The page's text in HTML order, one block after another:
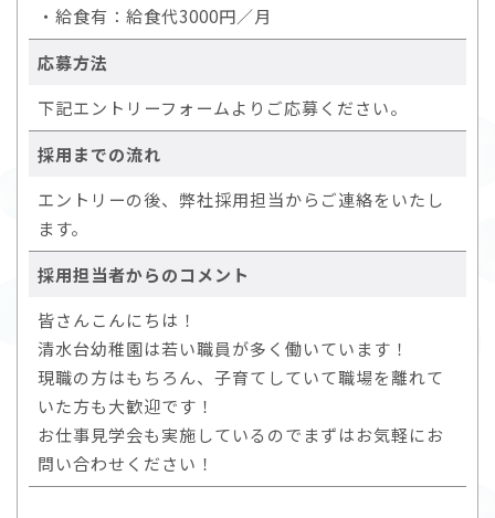
・給食有：給食代3000円／月
応募方法
下記エントリーフォームよりご応募ください。
採用までの流れ
エントリーの後、弊社採用担当からご連絡をいたし
ます。
採用担当者からのコメント
皆さんこんにちは！
清水台幼稚園は若い職員が多く働いています！
現職の方はもちろん、子育てしていて職場を離れて
いた方も大歓迎です！
お仕事見学会も実施しているのでまずはお気軽にお
問い合わせください！